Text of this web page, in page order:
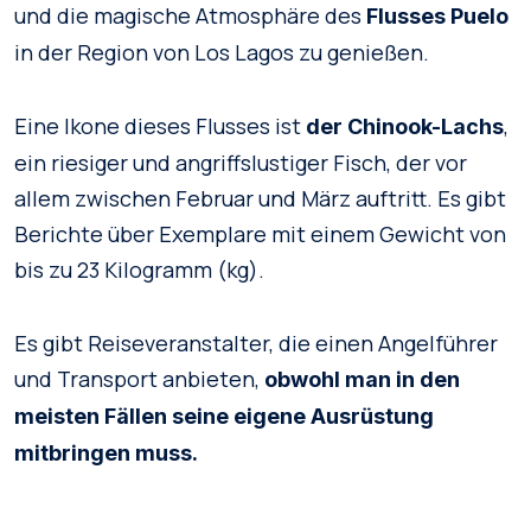
und die magische Atmosphäre des Flusses Puelo
in der Region von Los Lagos zu genießen.
Eine Ikone dieses Flusses ist der Chinook-Lachs,
ein riesiger und angriffslustiger Fisch, der vor
allem zwischen Februar und März auftritt. Es gibt
Berichte über Exemplare mit einem Gewicht von
bis zu 23 Kilogramm (kg).
Es gibt Reiseveranstalter, die einen Angelführer
und Transport anbieten, obwohl man in den
meisten Fällen seine eigene Ausrüstung
mitbringen muss.